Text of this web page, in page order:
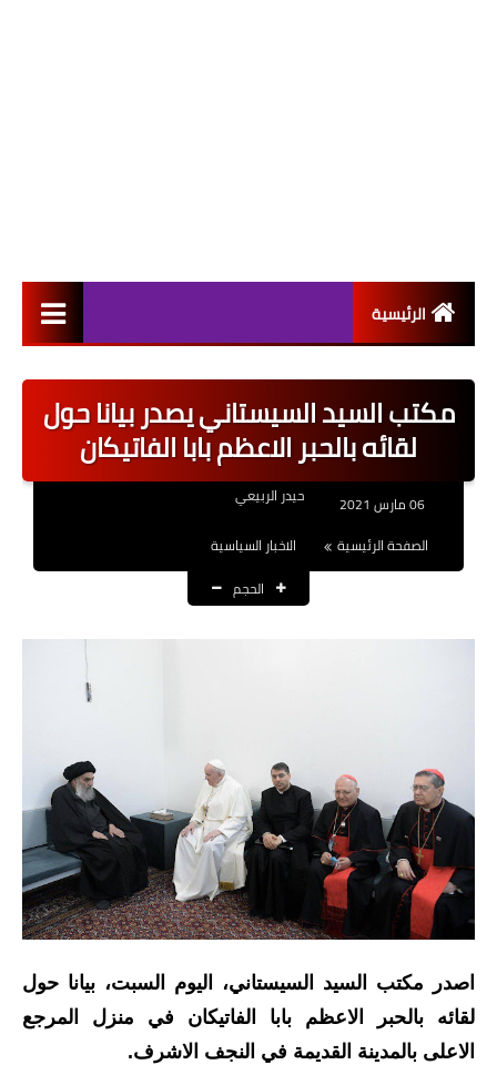
الرئيسية
اخبار القطاع العام
اخبار القطاع الخاص
العقود والاجور اليومية
المنح المالية
قطع الاراضي
اخبار العراق
الاخبار السياسية
الاخبار الامنية
الاخبار الاقتصادية
مكتب السيد السيستاني يصدر بيانا حول
لقائه بالحبر الاعظم بابا الفاتيكان
06 مارس 2021
حيدر الربيعي
الصفحة الرئيسية
الاخبار السياسية
الحجم
اصدر مكتب السيد السيستاني، اليوم السبت، بيانا حول
لقائه بالحبر الاعظم بابا الفاتيكان في منزل المرجع
الاعلى بالمدينة القديمة في النجف الاشرف.